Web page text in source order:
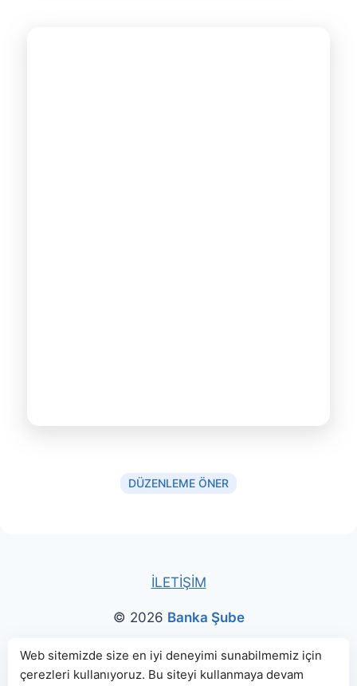
DÜZENLEME ÖNER
İLETİŞİM
© 2026 Banka Şube
Bu sitede paylaşılan banka bilgileri için kaynak olarak
genellikle TBBveBDDKweb sitelerinden faydalanılmış, harita
Web sitemizde size en iyi deneyimi sunabilmemiz için
çerezleri kullanıyoruz. Bu siteyi kullanmaya devam